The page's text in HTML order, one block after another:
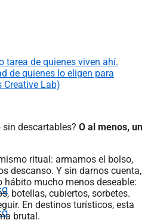
tarea de quienes viven ahí.
de quienes lo eligen para
Creative Lab)
descartables? O al menos, un
ritual: armamos el bolso,
descanso. Y sin darnos cuenta,
mucho menos deseable:
botellas, cubiertos, sorbetes.
En destinos turísticos, esta
brutal.